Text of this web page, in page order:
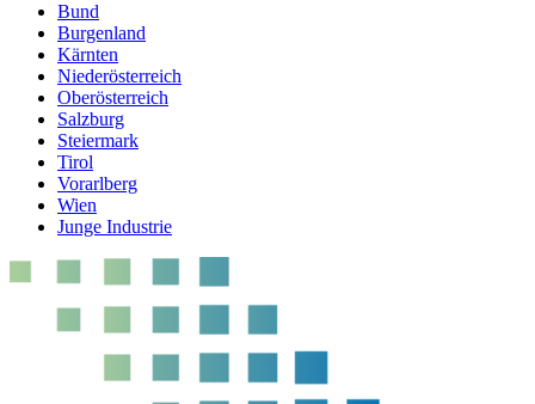
Bund
Burgenland
Kärnten
Niederösterreich
Oberösterreich
Salzburg
Steiermark
Tirol
Vorarlberg
Wien
Junge Industrie